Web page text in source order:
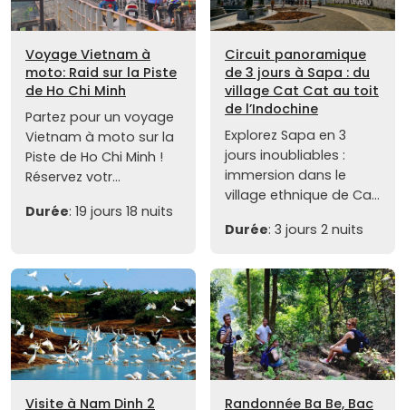
Voyage Vietnam à
moto: Raid sur la Piste
de Ho Chi Minh
Partez pour un voyage
Vietnam à moto sur la
Piste de Ho Chi Minh !
Réservez votr...
Durée: 19 jours 18 nuits
Circuit panoramique
de 3 jours à Sapa : du
village Cat Cat au toit
de l’Indochine
Explorez Sapa en 3
jours inoubliables :
immersion dans le
village ethnique de Ca...
Durée: 3 jours 2 nuits
Visite à Nam Dinh 2
Randonnée Ba Be, Bac